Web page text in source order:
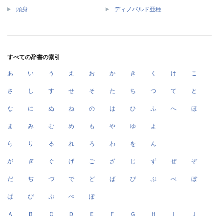
頭身 ディノバルド亜種
すべての辞書の索引
あ い う え お か き く け こ
さ し す せ そ た ち つ て と
な に ぬ ね の は ひ ふ へ ほ
ま み む め も や ゆ よ
ら り る れ ろ わ を ん
が ぎ ぐ げ ご ざ じ ず ぜ ぞ
だ ぢ づ で ど ば び ぶ べ ぼ
ぱ ぴ ぷ ぺ ぽ
Ａ Ｂ Ｃ Ｄ Ｅ Ｆ Ｇ Ｈ Ｉ Ｊ